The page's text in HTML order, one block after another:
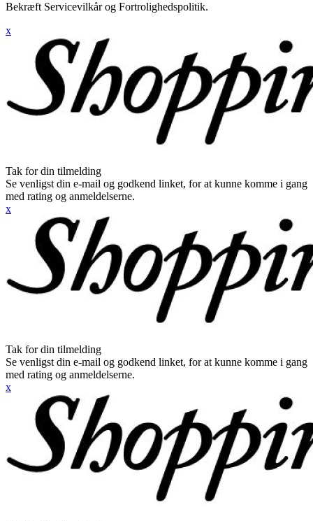
Bekræft Servicevilkår og Fortrolighedspolitik.
x
Tak for din tilmelding
Se venligst din e-mail og godkend linket, for at kunne komme i gang
med rating og anmeldelserne.
x
Tak for din tilmelding
Se venligst din e-mail og godkend linket, for at kunne komme i gang
med rating og anmeldelserne.
x